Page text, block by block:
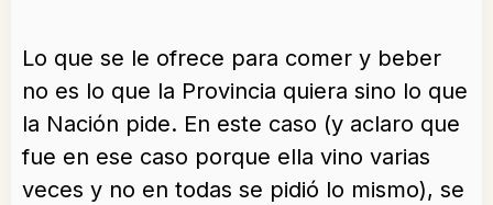
Lo que se le ofrece para comer y beber
no es lo que la Provincia quiera sino lo que
la Nación pide. En este caso (y aclaro que
fue en ese caso porque ella vino varias
veces y no en todas se pidió lo mismo), se